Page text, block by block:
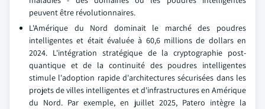
peuvent être révolutionnaires.
L'Amérique du Nord dominait le marché des poudres
intelligentes et était évaluée à 60,6 millions de dollars en
2024. L'intégration stratégique de la cryptographie post-
quantique et de la continuité des poudres intelligentes
stimule l'adoption rapide d'architectures sécurisées dans les
projets de villes intelligentes et d'infrastructures en Amérique
du Nord. Par exemple, en juillet 2025, Patero intègre la